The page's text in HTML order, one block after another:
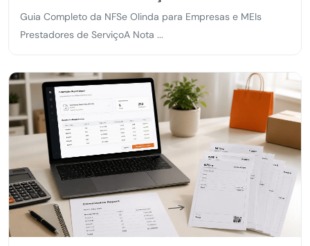
Guia Completo da NFSe Olinda para Empresas e MEIs
Prestadores de ServiçoA Nota ...